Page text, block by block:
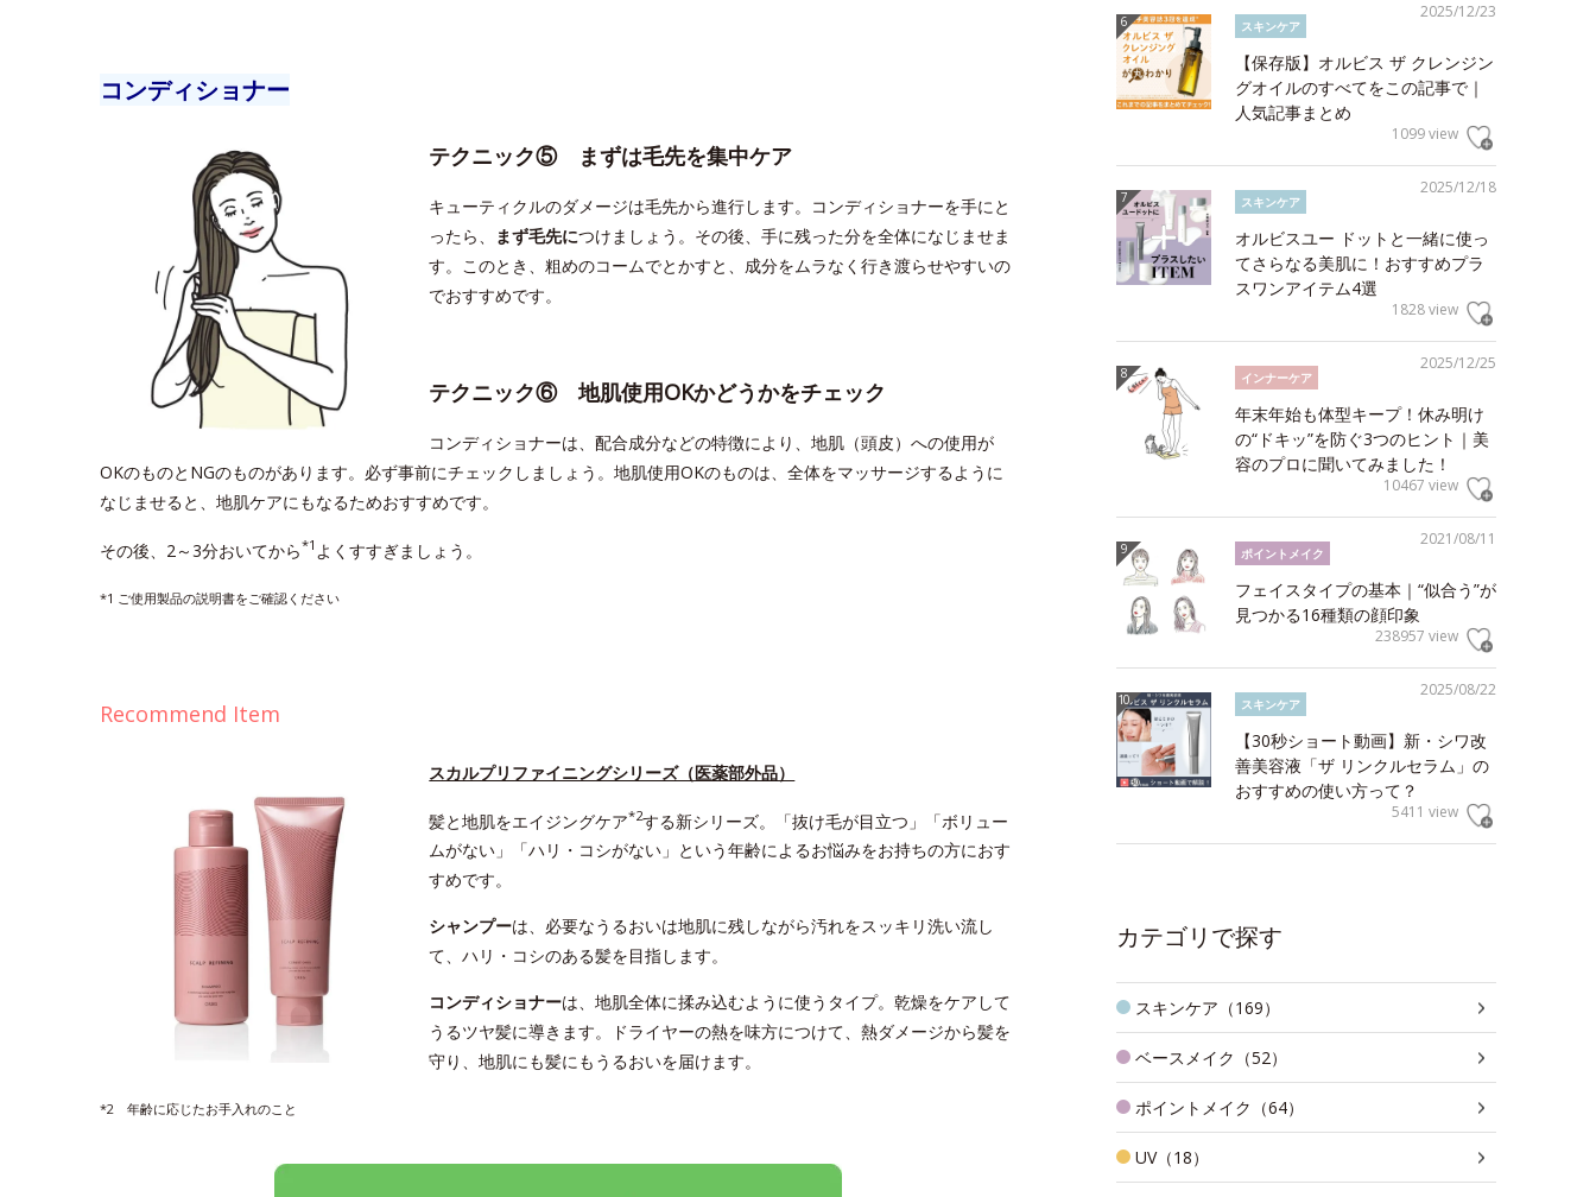
コンディショナー
テクニック⑤ まずは毛先を集中ケア
キューティクルのダメージは毛先から進行します。コンディショナーを手にと
ったら、 まず毛先につけましょう。その後、手に残った分を全体になじませま
す。このとき、粗めのコームでとかすと、成分をムラなく行き渡らせやすいの
でおすすめです。
テクニック⑥ 地肌使用OKかどうかをチェック
コンディショナーは、配合成分などの特徴により、地肌（頭皮）への使用が
OKのものとNGのものがあります。必ず事前にチェックしましょう。地肌使用OKのものは、全体をマッサージするように
なじませると、地肌ケアにもなるためおすすめです。
その後、2～3分おいてから*1 よくすすぎましょう。
*1 ご使用製品の説明書をご確認ください
Recommend Item
スカルプリファイニングシリーズ（医薬部外品）
髪と地肌をエイジングケア*2する新シリーズ。「抜け毛が目立つ」「ボリュー
ムがない」「ハリ・コシがない」という年齢によるお悩みをお持ちの方におす
すめです。
シャンプーは、必要なうるおいは地肌に残しながら汚れをスッキリ洗い流し
て、ハリ・コシのある髪を目指します。
コンディショナーは、地肌全体に揉み込むように使うタイプ。乾燥をケアして
うるツヤ髪に導きます。ドライヤーの熱を味方につけて、熱ダメージから髪を
守り、地肌にも髪にもうるおいを届けます。
*2 年齢に応じたお手入れのこと
2025/12/23
スキンケア
【保存版】オルビス ザ クレンジン
グオイルのすべてをこの記事で｜
人気記事まとめ
1099 view
2025/12/18
スキンケア
オルビスユー ドットと一緒に使っ
てさらなる美肌に！おすすめプラ
スワンアイテム4選
1828 view
2025/12/25
インナーケア
年末年始も体型キープ！休み明け
の“ドキッ”を防ぐ3つのヒント｜美
容のプロに聞いてみました！
10467 view
2021/08/11
ポイントメイク
フェイスタイプの基本｜“似合う”が
見つかる16種類の顔印象
238957 view
2025/08/22
スキンケア
【30秒ショート動画】新・シワ改
善美容液「ザ リンクルセラム」の
おすすめの使い方って？
5411 view
カテゴリで探す
スキンケア（169）
ベースメイク（52）
ポイントメイク（64）
UV（18）